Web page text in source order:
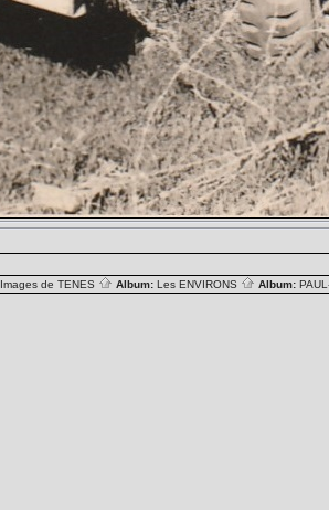
Images de TENES Album: Les ENVIRONS Album: